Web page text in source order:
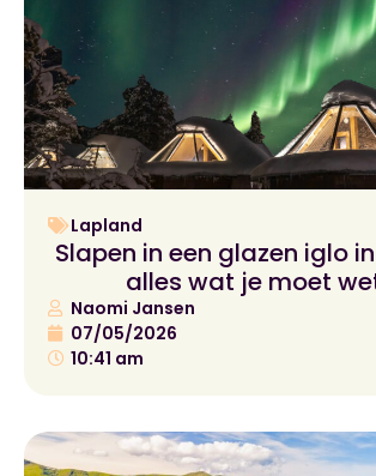
Lapland
Slapen in een glazen iglo
alles wat je moet
Naomi Jansen
07/05/2026
10:41 am